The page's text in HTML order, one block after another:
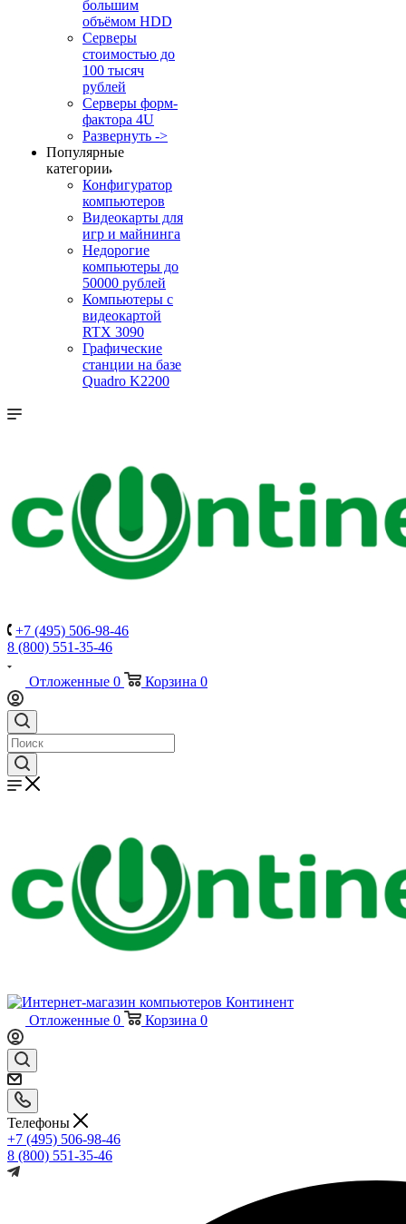
большим
объёмом HDD
Серверы
стоимостью до
100 тысяч
рублей
Серверы форм-
фактора 4U
Развернуть ->
Популярные
категории
Конфигуратор
компьютеров
Видеокарты для
игр и майнинга
Недорогие
компьютеры до
50000 рублей
Компьютеры с
видеокартой
RTX 3090
Графические
станции на базе
Quadro K2200
+7 (495) 506-98-46
8 (800) 551-35-46
Отложенные 0 Корзина 0
Отложенные 0 Корзина 0
Телефоны
+7 (495) 506-98-46
8 (800) 551-35-46